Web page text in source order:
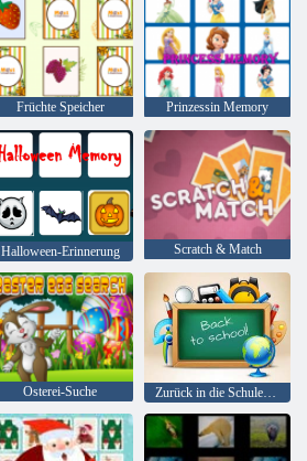
Früchte Speicher Prinzessin Memory
Halloween-Erinnerung Scratch & Match
Osterei-Suche Zurück in die Schule: Erinnerung